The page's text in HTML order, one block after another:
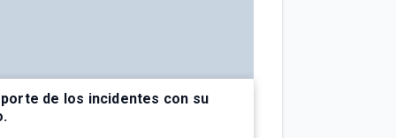
de los incidentes con su